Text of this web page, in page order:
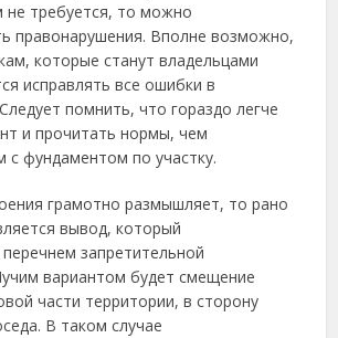
не требуется, то можно
правонарушения. Вполне возможно,
которые станут владельцами
исправлять все ошибки в
помнить, что гораздо легче
и прочитать нормы, чем
фундаментом по участку.
грамотно размышляет, то рано
вывод, который
запретительной
вариантом будет смещение
части территории, в сторону
В таком случае